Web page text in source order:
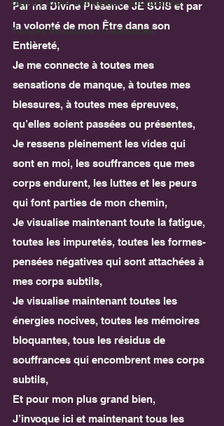
Défi 31 jours connexion abondance
Tirages Boussole / Guidances
Par ma Divine Présence JE SUIS et par
la volonté de mon Être dans son
Entièreté,
Je me connecte à toutes mes
sensations de manque, à toutes mes
blessures, à toutes mes épreuves,
qu’elles soient passées ou présentes,
Je ressens pleinement les vides qui
sont en moi, les souffrances que mes
corps endurent, les luttes et les peurs
qui font parties de mon chemin,
Je visualise maintenant toute la fatigue,
toutes les impuretés, toutes les formes-
pensées négatives qui sont attachées à
mes corps subtils,
Je visualise maintenant toutes les
énergies nocives, toutes les mémoires
bloquantes, tous les résidus de
souffrances qui encombrent mes corps
subtils,
Et pour mon plus grand bien,
J’invoque ici et maintenant tous les